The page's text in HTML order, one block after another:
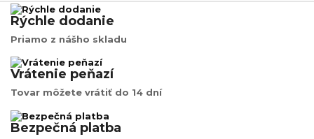
Rýchle dodanie
Priamo z nášho skladu
Vrátenie peňazí
Tovar môžete vrátiť do 14 dní
Bezpečná platba